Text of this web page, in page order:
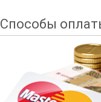
Способы